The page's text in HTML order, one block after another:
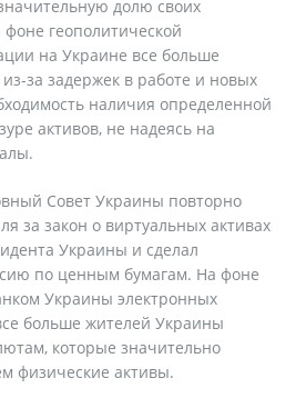
долю своих
геополитической
на Украине все больше
за задержек в работе и новых
наличия определенной
активов, не надеясь на
Совет Украины повторно
за закон о виртуальных активах
Украины и сделал
по ценным бумагам. На фоне
Украины электронных
больше жителей Украины
которые значительно
физические активы.